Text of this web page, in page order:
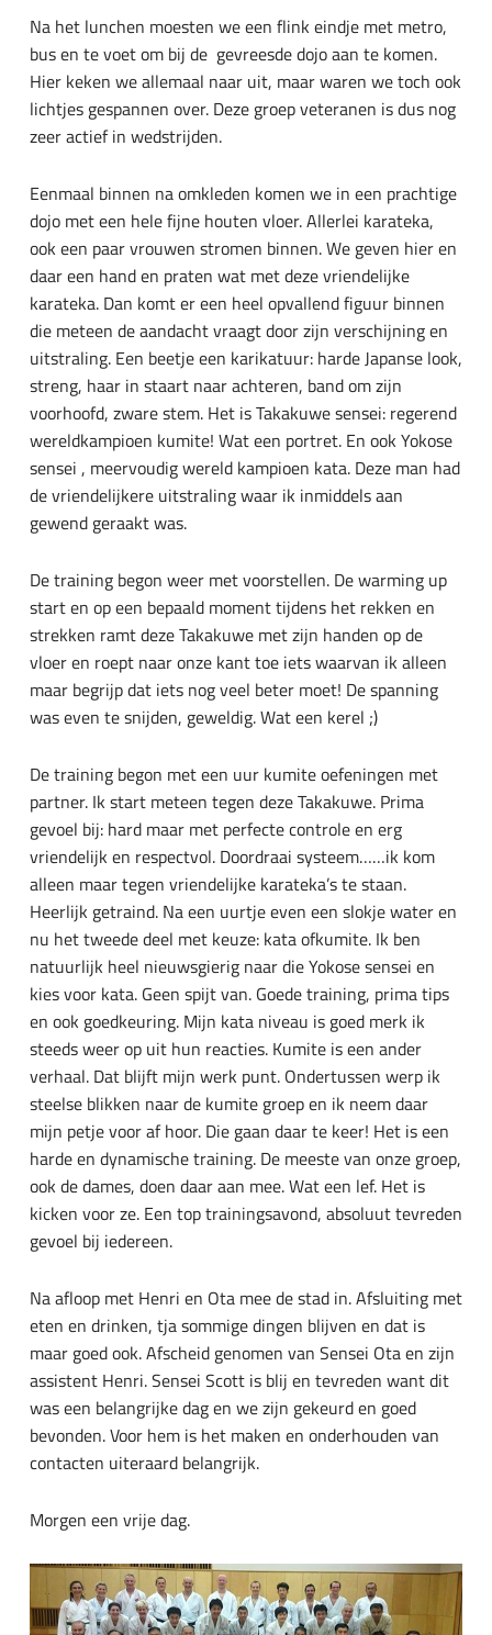
Na het lunchen moesten we een flink eindje met metro,
bus en te voet om bij de gevreesde dojo aan te komen.
Hier keken we allemaal naar uit, maar waren we toch ook
lichtjes gespannen over. Deze groep veteranen is dus nog
zeer actief in wedstrijden.
Eenmaal binnen na omkleden komen we in een prachtige
dojo met een hele fijne houten vloer. Allerlei karateka,
ook een paar vrouwen stromen binnen. We geven hier en
daar een hand en praten wat met deze vriendelijke
karateka. Dan komt er een heel opvallend figuur binnen
die meteen de aandacht vraagt door zijn verschijning en
uitstraling. Een beetje een karikatuur: harde Japanse look,
streng, haar in staart naar achteren, band om zijn
voorhoofd, zware stem. Het is Takakuwe sensei: regerend
wereldkampioen kumite! Wat een portret. En ook Yokose
sensei , meervoudig wereld kampioen kata. Deze man had
de vriendelijkere uitstraling waar ik inmiddels aan
gewend geraakt was.
De training begon weer met voorstellen. De warming up
start en op een bepaald moment tijdens het rekken en
strekken ramt deze Takakuwe met zijn handen op de
vloer en roept naar onze kant toe iets waarvan ik alleen
maar begrijp dat iets nog veel beter moet! De spanning
was even te snijden, geweldig. Wat een kerel ;)
De training begon met een uur kumite oefeningen met
partner. Ik start meteen tegen deze Takakuwe. Prima
gevoel bij: hard maar met perfecte controle en erg
vriendelijk en respectvol. Doordraai systeem……ik kom
alleen maar tegen vriendelijke karateka’s te staan.
Heerlijk getraind. Na een uurtje even een slokje water en
nu het tweede deel met keuze: kata ofkumite. Ik ben
natuurlijk heel nieuwsgierig naar die Yokose sensei en
kies voor kata. Geen spijt van. Goede training, prima tips
en ook goedkeuring. Mijn kata niveau is goed merk ik
steeds weer op uit hun reacties. Kumite is een ander
verhaal. Dat blijft mijn werk punt. Ondertussen werp ik
steelse blikken naar de kumite groep en ik neem daar
mijn petje voor af hoor. Die gaan daar te keer! Het is een
harde en dynamische training. De meeste van onze groep,
ook de dames, doen daar aan mee. Wat een lef. Het is
kicken voor ze. Een top trainingsavond, absoluut tevreden
gevoel bij iedereen.
Na afloop met Henri en Ota mee de stad in. Afsluiting met
eten en drinken, tja sommige dingen blijven en dat is
maar goed ook. Afscheid genomen van Sensei Ota en zijn
assistent Henri. Sensei Scott is blij en tevreden want dit
was een belangrijke dag en we zijn gekeurd en goed
bevonden. Voor hem is het maken en onderhouden van
contacten uiteraard belangrijk.
Morgen een vrije dag.